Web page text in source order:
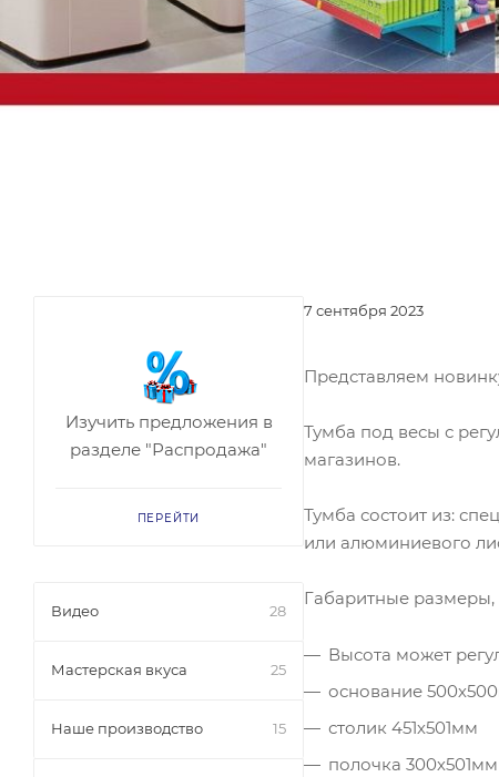
7 сентября 2023
Представляем
Тумба под весы с
магазинов.
Тумба состоит из:
или алюминиевого
Габаритные размеры,
Высота может
основание
столик 451х501мм
полочка 300х501мм
Изучить предложения в
разделе "Распродажа"
ПЕРЕЙТИ
Видео 28
Мастерская вкуса 25
Наше производство 15